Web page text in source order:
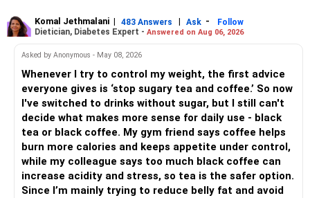
seasonal , handcrafted and made from date palm sap (rare
outside Bengal)
Komal Jethmalani | 483 Answers | Ask -
Follow
Dietician, Diabetes Expert - Answered on Aug 06, 2026
Asked by Anonymous - May 08, 2026
Whenever I try to control my weight, the first advice
everyone gives is ‘stop sugary tea and coffee.’ So now
I've switched to drinks without sugar, but I still can't
decide what makes more sense for daily use - black
tea or black coffee. My gym friend says coffee helps
burn more calories and keeps appetite under control,
while my colleague says too much black coffee can
increase acidity and stress, so tea is the safer option.
Since I’m mainly trying to reduce belly fat and avoid